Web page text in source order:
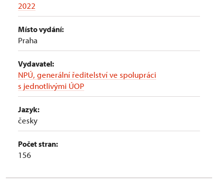
2022
Místo vydání:
Praha
Vydavatel:
NPÚ, generální ředitelství ve spolupráci
s jednotlivými ÚOP
Jazyk:
česky
Počet stran:
156